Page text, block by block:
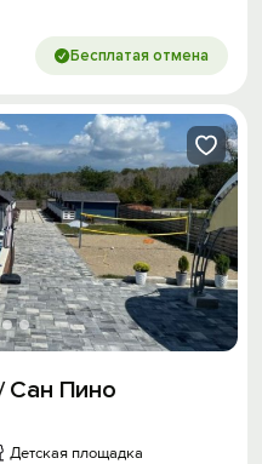
Бесплатая отмена
Сан Пино
Детская площадка